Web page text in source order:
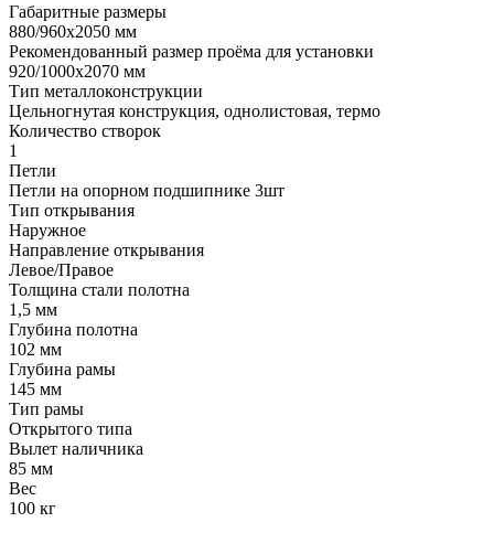
Габаритные размеры
880/960х2050 мм
Рекомендованный размер проёма для установки
920/1000х2070 мм
Тип металлоконструкции
Цельногнутая конструкция, однолистовая, термо
Количество створок
1
Петли
Петли на опорном подшипнике 3шт
Тип открывания
Наружное
Направление открывания
Левое/Правое
Толщина стали полотна
1,5 мм
Глубина полотна
102 мм
Глубина рамы
145 мм
Тип рамы
Открытого типа
Вылет наличника
85 мм
Вес
100 кг